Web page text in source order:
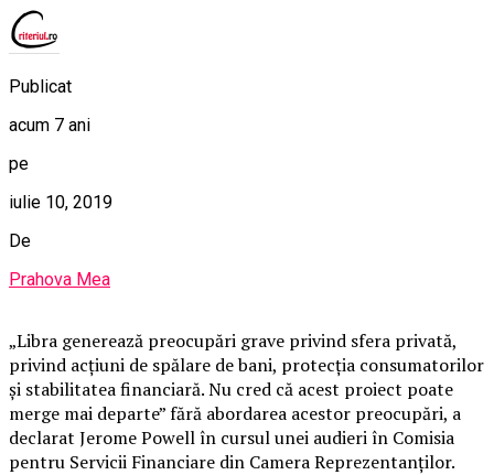
Publicat
acum 7 ani
pe
iulie 10, 2019
De
Prahova Mea
„Libra generează preocupări grave privind sfera privată,
privind acţiuni de spălare de bani, protecţia consumatorilor
şi stabilitatea financiară. Nu cred că acest proiect poate
merge mai departe” fără abordarea acestor preocupări, a
declarat Jerome Powell în cursul unei audieri în Comisia
pentru Servicii Financiare din Camera Reprezentanţilor.